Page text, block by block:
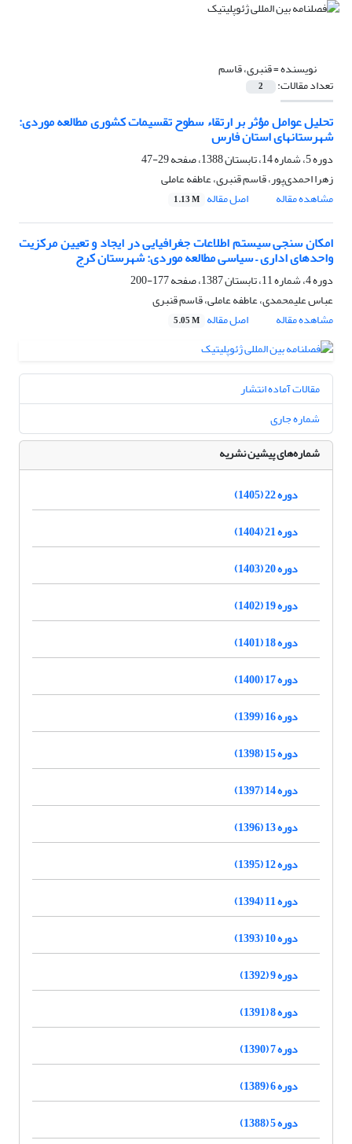
نویسنده =قنبری، قاسم
تعداد مقالات: 2
تحلیل عوامل مؤثر بر ارتقاء سطوح تقسیمات کشوری مطالعه موردی:
شهرستانهای استان فارس
دوره 5، شماره 14، تابستان 1388، صفحه
29-47
زهرا احمدی‌پور، قاسم قنبری، عاطفه عاملی
مشاهده مقاله
اصل مقاله 1.13 M
امکان‌ سنجی سیستم اطلاعات جغرافیایی در ایجاد و تعیین مرکزیت
واحد‌های اداری – سیاسی مطالعه موردی: شهرستان کرج
دوره 4، شماره 11، تابستان 1387، صفحه
177-200
عباس علیمحمدی، عاطفه عاملی، قاسم قنبری
مشاهده مقاله
اصل مقاله 5.05 M
مقالات آماده انتشار
شماره جاری
شماره‌های پیشین نشریه
دوره 22 (1405)
دوره 21 (1404)
دوره 20 (1403)
دوره 19 (1402)
دوره 18 (1401)
دوره 17 (1400)
دوره 16 (1399)
دوره 15 (1398)
دوره 14 (1397)
دوره 13 (1396)
دوره 12 (1395)
دوره 11 (1394)
دوره 10 (1393)
دوره 9 (1392)
دوره 8 (1391)
دوره 7 (1390)
دوره 6 (1389)
دوره 5 (1388)